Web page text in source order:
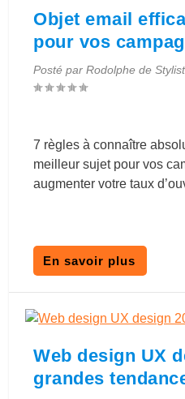
Objet email
pour vos
Posté parRodolphe de
7 règles à connaître
meilleur sujet pour vos
augmenter votre taux
En savoir plus
Web design UX
grandes